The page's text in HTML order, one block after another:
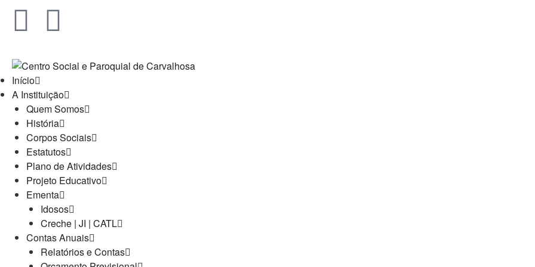
Início
A Instituição
Quem Somos
História
Corpos Sociais
Estatutos
Plano de Atividades
Projeto Educativo
Ementa
Idosos
Creche | JI | CATL
Contas Anuais
Relatórios e Contas